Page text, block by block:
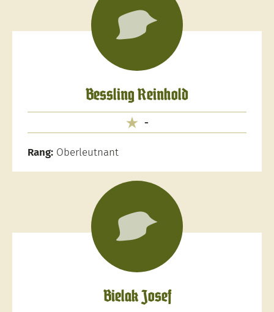
Bessling Reinhold
-
Rang: Oberleutnant
Bielak Josef